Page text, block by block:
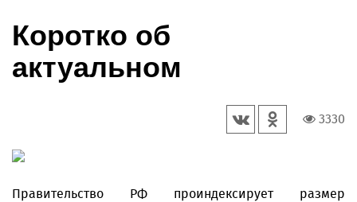
Коротко об
актуальном
3330
Правительство РФ проиндексирует размер